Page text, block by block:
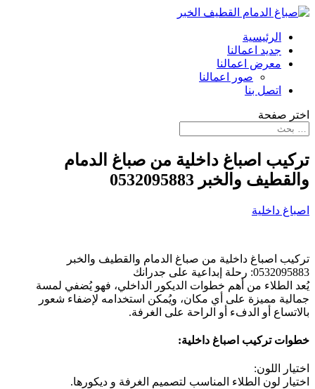
الرئيسية
جديد اعمالنا
معرض اعمالنا
صور اعمالنا
اتصل بنا
اختر صفحة
تركيب اصباغ داخلية من صباغ الدمام
والقطيف والخبر 0532095883
اصباغ داخلية
تركيب اصباغ داخلية من صباغ الدمام والقطيف والخبر
0532095883: رحلة إبداعية على جدرانك
يُعد الطلاء من أهم خطوات الديكور الداخلي، فهو يُضفي لمسة
جمالية مميزة على أي مكان، ويُمكن استخدامه لإضفاء شعور
بالاتساع أو الدفء أو الراحة على الغرفة.
خطوات تركيب اصباغ داخلية:
اختيار اللون:
اختيار لون الطلاء المناسب لتصميم الغرفة و ديكورها.